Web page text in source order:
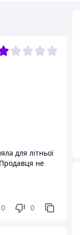
для літньої
не
0 0